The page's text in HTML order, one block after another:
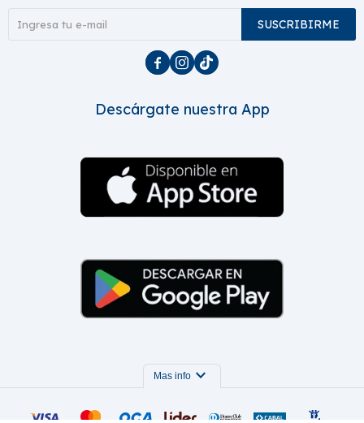
SUSCRIBIRME
  
Descárgate nuestra App
Mas info expand_more